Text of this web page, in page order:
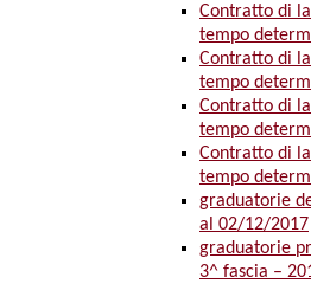
Contratto di
tempo
Contratto di
tempo
Contratto di
tempo
Contratto di
tempo
graduatorie
al 02/12/2017
graduatorie
3^ fascia –